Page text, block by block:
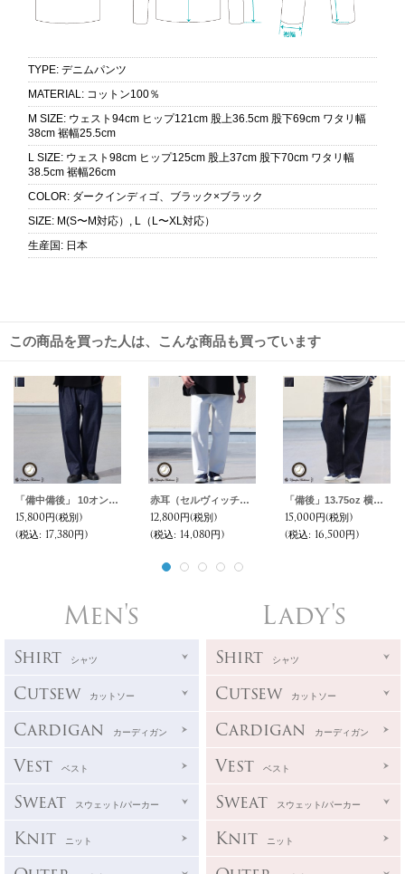
TYPE: デニムパンツ
MATERIAL: コットン100％
M SIZE: ウェスト94cm ヒップ121cm 股上36.5cm 股下69cm ワタリ幅
38cm 裾幅25.5cm
L SIZE: ウェスト98cm ヒップ125cm 股上37cm 股下70cm ワタリ幅
38.5cm 裾幅26cm
COLOR: ダークインディゴ、ブラック×ブラック
SIZE: M(S〜M対応）, L（L〜XL対応）
生産国: 日本
この商品を買った人は、こんな商品も買っています
「備中備後」 10オンス セルヴィッチ 白耳ストレッチデニム 2タック ワイド イージーパンツ【MADE IN JAPAN】『日本製』【送料無料】/ Upscape Audience
15,800円(税別)
(税込: 17,380円)
赤耳（セルヴィッチ）ホワイトデニムユーティリティパンツ【MADE IN JAPAN】『日本製』【送料無料】/ Upscape Audience
12,800円(税別)
(税込: 14,080円)
「備後」13.75oz 横ベージュ セルヴィッチ 青耳デニム ベイカーパンツ【MADE IN JAPAN】『日本製』【送料無料】/ Upscape Audience
15,000円(税別)
(税込: 16,500円)
Men's
Shirt シャツ
Cutsew カットソー
Cardigan カーディガン
Vest ベスト
Sweat スウェット/パーカー
Knit ニット
Lady's
Shirt シャツ
Cutsew カットソー
Cardigan カーディガン
Vest ベスト
Sweat スウェット/パーカー
Knit ニット